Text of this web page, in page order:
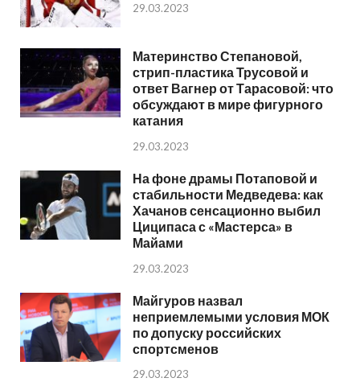
29.03.2023
Материнство Степановой,
стрип-пластика Трусовой и
ответ Вагнер от Тарасовой: что
обсуждают в мире фигурного
катания
29.03.2023
На фоне драмы Потаповой и
стабильности Медведева: как
Хачанов сенсационно выбил
Циципаса с «Мастерса» в
Майами
29.03.2023
Майгуров назвал
неприемлемыми условия МОК
по допуску российских
спортсменов
29.03.2023